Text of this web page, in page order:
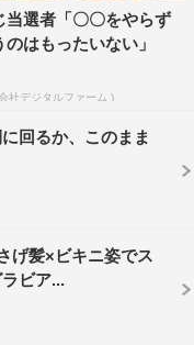
当選者「〇〇をやらず
のはもったいない」
社デジタルファーム )
回るか、このまま
げ髪×ビキニ姿でス
ビア...